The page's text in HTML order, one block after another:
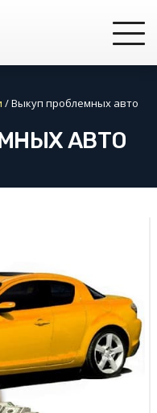
/Выкуп проблемных авто
АВТО